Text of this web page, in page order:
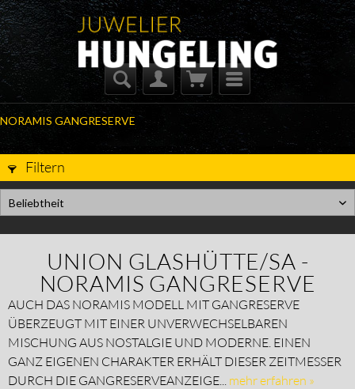
NORAMIS GANGRESERVE
Filtern
Beliebtheit
UNION GLASHÜTTE/SA -
NORAMIS GANGRESERVE
AUCH DAS NORAMIS MODELL MIT GANGRESERVE
ÜBERZEUGT MIT EINER UNVERWECHSELBAREN
MISCHUNG AUS NOSTALGIE UND MODERNE. EINEN
GANZ EIGENEN CHARAKTER ERHÄLT DIESER ZEITMESSER
DURCH DIE GANGRESERVEANZEIGE... mehr erfahren »